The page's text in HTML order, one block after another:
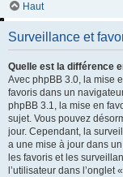
Haut
Surveillance et
Quelle est la différence
Avec phpBB 3.0, la mise
favoris dans un
phpBB 3.1, la mise en
sujet. Vous pouvez
jour. Cependant, la
a une mise à jour dans
les favoris et les
l’utilisateur dans l’onglet